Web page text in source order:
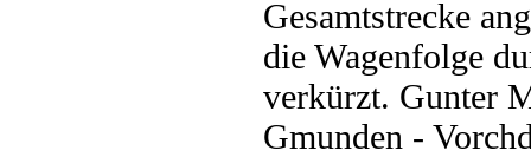
Gesamtstrecke
die Wagenfolge
verkürzt. Gunter
Gmunden -